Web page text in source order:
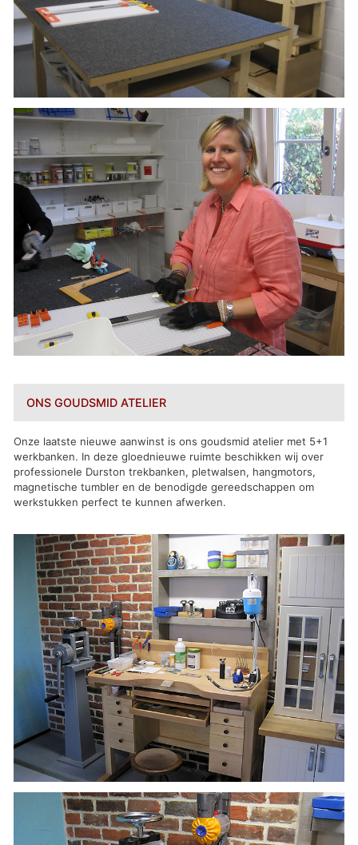
ONS GOUDSMID ATELIER
Onze laatste nieuwe aanwinst is ons goudsmid atelier met 5+1
werkbanken. In deze gloednieuwe ruimte beschikken wij over
professionele Durston trekbanken, pletwalsen, hangmotors,
magnetische tumbler en de benodigde gereedschappen om
werkstukken perfect te kunnen afwerken.